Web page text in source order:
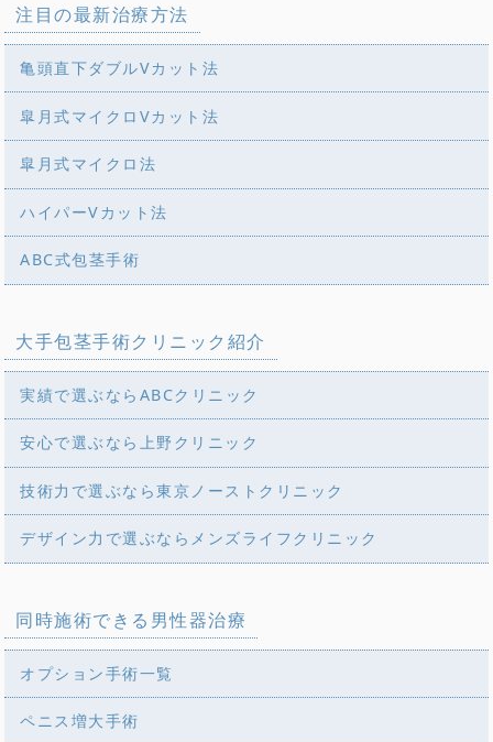
注目の最新治療方法
亀頭直下ダブルVカット法
皐月式マイクロVカット法
皐月式マイクロ法
ハイパーVカット法
ABC式包茎手術
大手包茎手術クリニック紹介
実績で選ぶならABCクリニック
安心で選ぶなら上野クリニック
技術力で選ぶなら東京ノーストクリニック
デザイン力で選ぶならメンズライフクリニック
同時施術できる男性器治療
オプション手術一覧
ペニス増大手術